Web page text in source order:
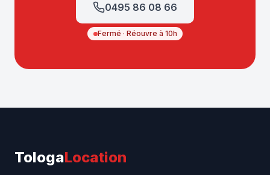
0495 86 08 66
Fermé · Réouvre à 10h
TologaLocation